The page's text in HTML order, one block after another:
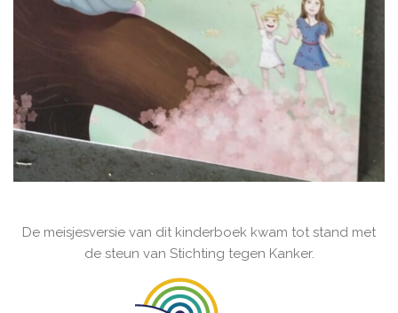
De meisjesversie van dit kinderboek kwam tot stand met
de steun van Stichting tegen Kanker.